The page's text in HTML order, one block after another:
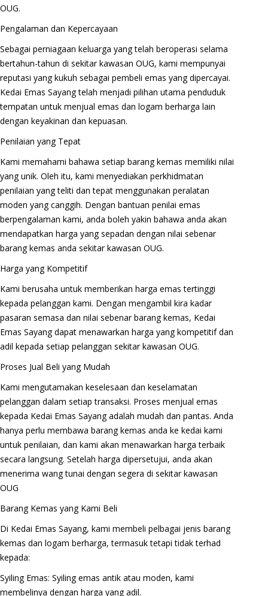
OUG.
Pengalaman dan Kepercayaan
Sebagai perniagaan keluarga yang telah beroperasi selama
bertahun-tahun di sekitar kawasan OUG, kami mempunyai
reputasi yang kukuh sebagai pembeli emas yang dipercayai.
Kedai Emas Sayang telah menjadi pilihan utama penduduk
tempatan untuk menjual emas dan logam berharga lain
dengan keyakinan dan kepuasan.
Penilaian yang Tepat
Kami memahami bahawa setiap barang kemas memiliki nilai
yang unik. Oleh itu, kami menyediakan perkhidmatan
penilaian yang teliti dan tepat menggunakan peralatan
moden yang canggih. Dengan bantuan penilai emas
berpengalaman kami, anda boleh yakin bahawa anda akan
mendapatkan harga yang sepadan dengan nilai sebenar
barang kemas anda sekitar kawasan OUG.
Harga yang Kompetitif
Kami berusaha untuk memberikan harga emas tertinggi
kepada pelanggan kami. Dengan mengambil kira kadar
pasaran semasa dan nilai sebenar barang kemas, Kedai
Emas Sayang dapat menawarkan harga yang kompetitif dan
adil kepada setiap pelanggan sekitar kawasan OUG.
Proses Jual Beli yang Mudah
Kami mengutamakan keselesaan dan keselamatan
pelanggan dalam setiap transaksi. Proses menjual emas
kepada Kedai Emas Sayang adalah mudah dan pantas. Anda
hanya perlu membawa barang kemas anda ke kedai kami
untuk penilaian, dan kami akan menawarkan harga terbaik
secara langsung. Setelah harga dipersetujui, anda akan
menerima wang tunai dengan segera di sekitar kawasan
OUG
Barang Kemas yang Kami Beli
Di Kedai Emas Sayang, kami membeli pelbagai jenis barang
kemas dan logam berharga, termasuk tetapi tidak terhad
kepada:
Syiling Emas: Syiling emas antik atau moden, kami
membelinya dengan harga yang adil.